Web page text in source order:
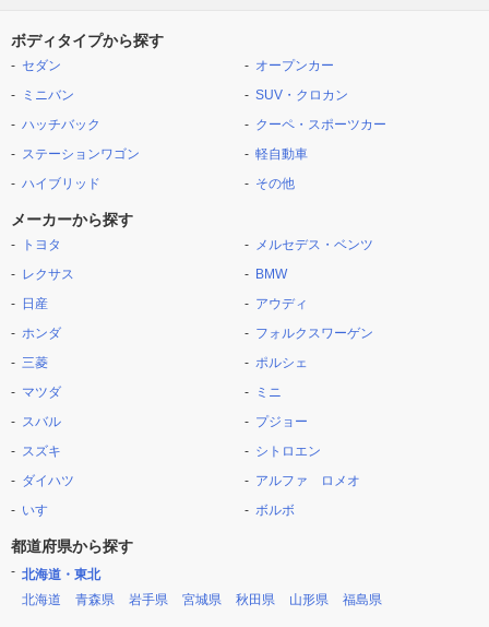
ボディタイプから探す
セダン
ミニバン
ハッチバック
ステーションワゴン
ハイブリッド
オープンカー
SUV・クロカン
クーペ・スポーツカー
軽自動車
その他
メーカーから探す
トヨタ
レクサス
日産
ホンダ
三菱
マツダ
スバル
スズキ
ダイハツ
いすゞ
メルセデス・ベンツ
BMW
アウディ
フォルクスワーゲン
ポルシェ
ミニ
プジョー
シトロエン
アルファ ロメオ
ボルボ
都道府県から探す
北海道・東北
北海道
青森県 岩手県 宮城県 秋田県 山形県 福島県